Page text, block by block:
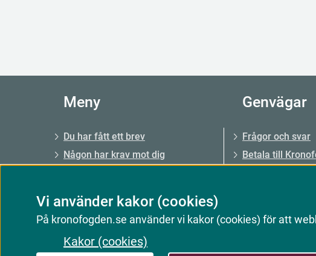
Vi använder kakor (cookies)
På kronofogden.se använder vi kakor (cookies) för att
Kakor (cookies)
Meny
Du har fått ett brev
Någon har krav mot dig
Skuldsanering
E-tjänster och blanketter
Genvägar
Frågor och svar
Betala till
Konkurs och